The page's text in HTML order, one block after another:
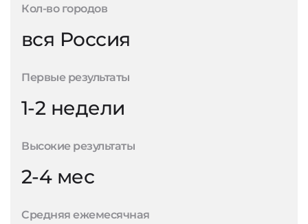
Кол-во городов
вся Россия
Первые результаты
1-2 недели
Высокие результаты
2-4 мес
Средняя ежемесячная